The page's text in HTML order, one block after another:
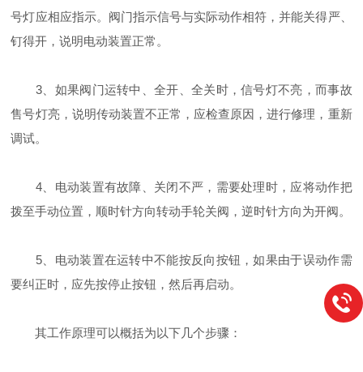
号灯应相应指示。阀门指示信号与实际动作相符，并能关得严、
钉得开，说明电动装置正常。
3、如果阀门运转中、全开、全关时，信号灯不亮，而事故
售号灯亮，说明传动装置不正常，应检查原因，进行修理，重新
调试。
4、电动装置有故障、关闭不严，需要处理时，应将动作把
拨至手动位置，顺时针方向转动手轮关阀，逆时针方向为开阀。
5、电动装置在运转中不能按反向按钮，如果由于误动作需
要纠正时，应先按停止按钮，然后再启动。
其工作原理可以概括为以下几个步骤：